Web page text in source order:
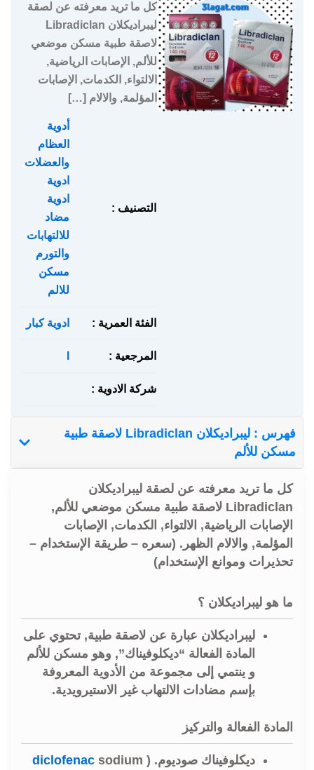
كل ما تريد معرفته عن لصقة
ليبراديكلان Libradiclan
لاصقة طبية مسكن موضعي
للألم, الإصابات الرياضية,
الالتواء, الكدمات, الإصابات
المؤلمة, والالام […]
التصنيف :
أدوية
العظام
والعضلات
ادوية
ادوية
مضاد
للالتهابات
والتورم
مسكن
للالم
الفئة العمرية : ادوية كبار
المرجعية :
شركة الادوية :
فهرس : ليبراديكلان Libradiclan لاصقة طبية
مسكن للألم
كل ما تريد معرفته عن لصقة ليبراديكلان
Libradiclan لاصقة طبية مسكن موضعي للألم,
الإصابات الرياضية, الالتواء, الكدمات, الإصابات
المؤلمة, والالام الظهر. (سعره – طريقة الإستخدام –
تحذيرات وموانع الإستخدام)
ما هو ليبراديكلان ؟
ليبراديكلان عبارة عن لاصقة طبية, تحتوي على
المادة الفعالة “ديكلوفيناك”, وهو مسكن للألم
و ينتمي إلى مجموعة من الأدوية المعروفة
بإسم مضادات الالتهاب غير الاستيرويدية.
المادة الفعالة والتركيز
ديكلوفيناك صوديوم. ( diclofenac sodium